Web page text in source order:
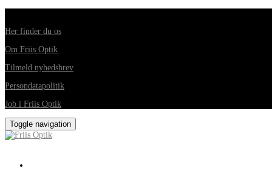
Her finder du os
Om Friis Optik
Tilmeld nyhedsbrev
Persondatapolitik
Job i Friis Optik
Toggle navigation